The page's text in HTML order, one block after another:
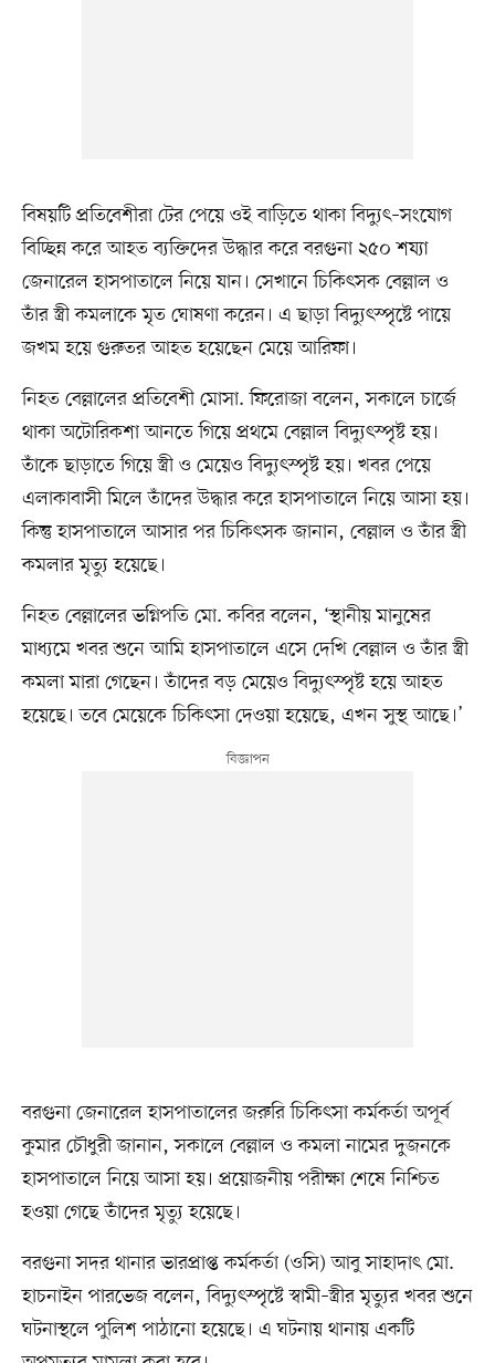
বিষয়টি প্রতিবেশীরা টের পেয়ে ওই বাড়িতে থাকা বিদ্যুৎ–সংযোগ
বিচ্ছিন্ন করে আহত ব্যক্তিদের উদ্ধার করে বরগুনা ২৫০ শয্যা
জেনারেল হাসপাতালে নিয়ে যান। সেখানে চিকিৎসক বেল্লাল ও
তাঁর স্ত্রী কমলাকে মৃত ঘোষণা করেন। এ ছাড়া বিদ্যুৎস্পৃষ্টে পায়ে
জখম হয়ে গুরুতর আহত হয়েছেন মেয়ে আরিফা।
নিহত বেল্লালের প্রতিবেশী মোসা. ফিরোজা বলেন, সকালে চার্জে
থাকা অটোরিকশা আনতে গিয়ে প্রথমে বেল্লাল বিদ্যুৎস্পৃষ্ট হয়।
তাঁকে ছাড়াতে গিয়ে স্ত্রী ও মেয়েও বিদ্যুৎস্পৃষ্ট হয়। খবর পেয়ে
এলাকাবাসী মিলে তাঁদের উদ্ধার করে হাসপাতালে নিয়ে আসা হয়।
কিন্তু হাসপাতালে আসার পর চিকিৎসক জানান, বেল্লাল ও তাঁর স্ত্রী
কমলার মৃত্যু হয়েছে।
নিহত বেল্লালের ভগ্নিপতি মো. কবির বলেন, ‘স্থানীয় মানুষের
মাধ্যমে খবর শুনে আমি হাসপাতালে এসে দেখি বেল্লাল ও তাঁর স্ত্রী
কমলা মারা গেছেন। তাঁদের বড় মেয়েও বিদ্যুৎস্পৃষ্ট হয়ে আহত
হয়েছে। তবে মেয়েকে চিকিৎসা দেওয়া হয়েছে, এখন সুস্থ আছে।’
বরগুনা জেনারেল হাসপাতালের জরুরি চিকিৎসা কর্মকর্তা অপূর্ব
কুমার চৌধুরী জানান, সকালে বেল্লাল ও কমলা নামের দুজনকে
হাসপাতালে নিয়ে আসা হয়। প্রয়োজনীয় পরীক্ষা শেষে নিশ্চিত
হওয়া গেছে তাঁদের মৃত্যু হয়েছে।
বরগুনা সদর থানার ভারপ্রাপ্ত কর্মকর্তা (ওসি) আবু সাহাদাৎ মো.
হাচনাইন পারভেজ বলেন, বিদ্যুৎস্পৃষ্টে স্বামী–স্ত্রীর মৃত্যুর খবর শুনে
ঘটনাস্থলে পুলিশ পাঠানো হয়েছে। এ ঘটনায় থানায় একটি